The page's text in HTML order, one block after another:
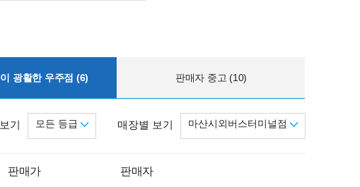
광활한 우주점 (6) 판매자 중고 (10)
매장별 보기 마산시외버스터미널점
기 모든 등급
판매가 판매자